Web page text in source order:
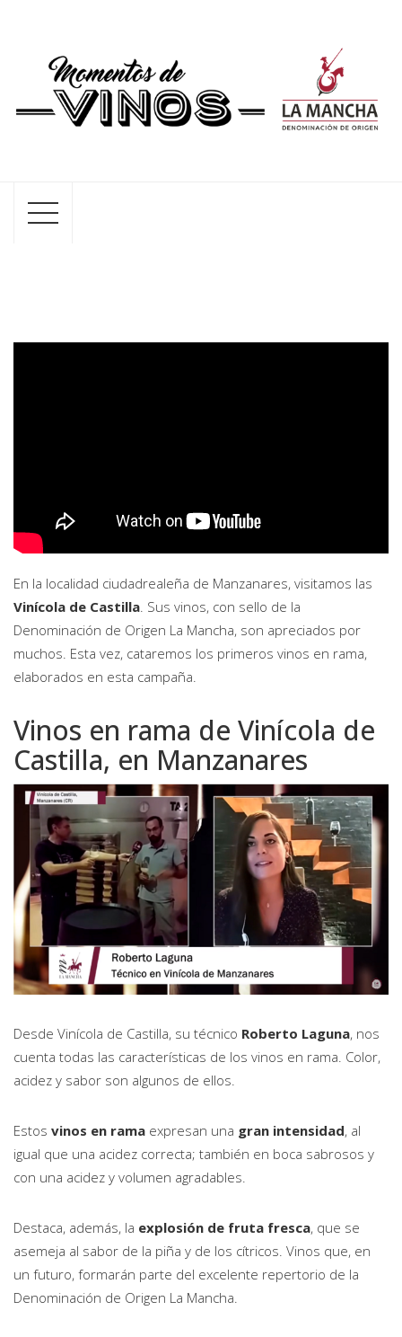
En la localidad ciudadrealeña de Manzanares, visitamos las
Vinícola de Castilla . Sus vinos, con sello de la
Denominación de Origen La Mancha, son apreciados por
muchos. Esta vez, cataremos los primeros vinos en rama,
elaborados en esta campaña.
Vinos en rama de Vinícola de
Castilla, en Manzanares
Desde Vinícola de Castilla, su técnico Roberto Laguna, nos
cuenta todas las características de los vinos en rama. Color,
acidez y sabor son algunos de ellos.
Estos vinos en rama expresan una gran intensidad, al
igual que una acidez correcta; también en boca sabrosos y
con una acidez y volumen agradables.
Destaca, además, la explosión de fruta fresca, que se
asemeja al sabor de la piña y de los cítricos. Vinos que, en
un futuro, formarán parte del excelente repertorio de la
Denominación de Origen La Mancha.